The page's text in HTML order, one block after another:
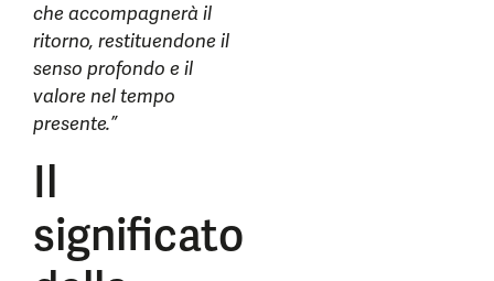
che accompagnerà il
ritorno, restituendone il
senso profondo e il
valore nel tempo
presente.”
Il
significato